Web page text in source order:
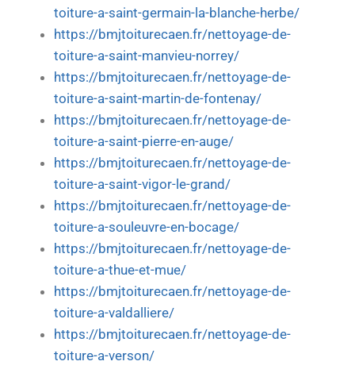
toiture-a-saint-germain-la-blanche-herbe/
https://bmjtoiturecaen.fr/nettoyage-de-
toiture-a-saint-manvieu-norrey/
https://bmjtoiturecaen.fr/nettoyage-de-
toiture-a-saint-martin-de-fontenay/
https://bmjtoiturecaen.fr/nettoyage-de-
toiture-a-saint-pierre-en-auge/
https://bmjtoiturecaen.fr/nettoyage-de-
toiture-a-saint-vigor-le-grand/
https://bmjtoiturecaen.fr/nettoyage-de-
toiture-a-souleuvre-en-bocage/
https://bmjtoiturecaen.fr/nettoyage-de-
toiture-a-thue-et-mue/
https://bmjtoiturecaen.fr/nettoyage-de-
toiture-a-valdalliere/
https://bmjtoiturecaen.fr/nettoyage-de-
toiture-a-verson/